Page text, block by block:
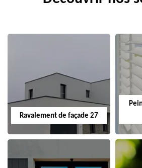
Ravalement de façade 27